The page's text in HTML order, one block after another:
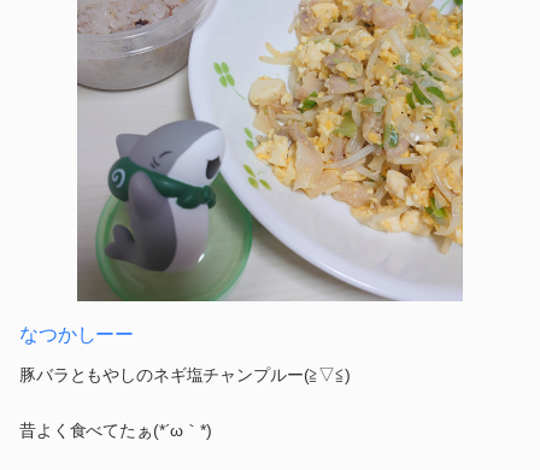
なつかしーー
豚バラともやしのネギ塩チャンプルー(≧▽≦)
昔よく食べてたぁ(*´ω｀*)